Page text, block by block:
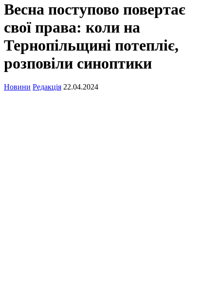
Весна поступово повертає
свої права: коли на
Тернопільщині потепліє,
розповіли синоптики
Новини Редакція 22.04.2024